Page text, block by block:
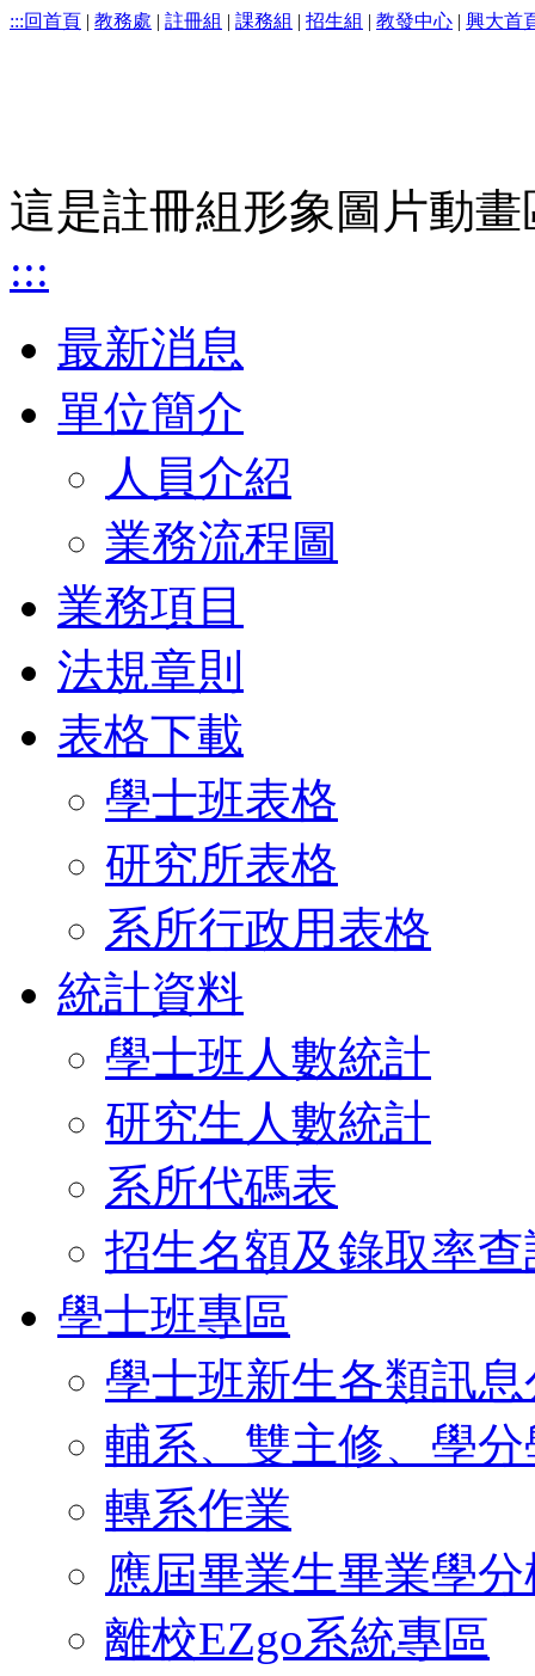
:::回首頁 | 教務處 | 註冊組 | 課務組 | 招生組 | 教發中心 | 興大首
這是註冊組形象圖片動畫
:::
最新消息
單位簡介
人員介紹
業務流程圖
業務項目
法規章則
表格下載
學士班表格
研究所表格
系所行政用表格
統計資料
學士班人數統計
研究生人數統計
系所代碼表
招生名額及錄取率查
學士班專區
學士班新生各類訊
輔系、雙主修、學
轉系作業
應屆畢業生畢業學
離校EZgo系統專區